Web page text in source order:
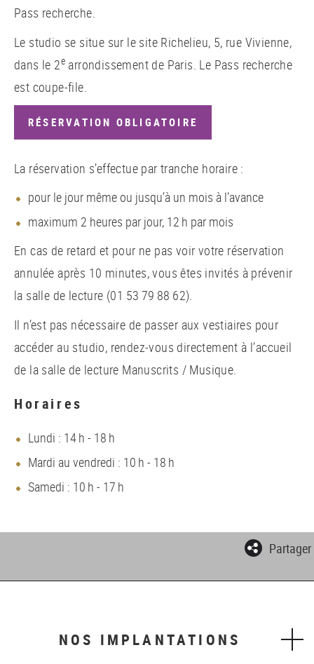
Pass recherche.
Le studio se situe sur le site Richelieu, 5, rue Vivienne,
dans le 2e arrondissement de Paris. Le Pass recherche
est coupe-file.
RÉSERVATION OBLIGATOIRE
La réservation s’effectue par tranche horaire :
pour le jour même ou jusqu’à un mois à l’avance
maximum 2 heures par jour, 12 h par mois
En cas de retard et pour ne pas voir votre réservation
annulée après 10 minutes, vous êtes invités à prévenir
la salle de lecture (01 53 79 88 62).
Il n’est pas nécessaire de passer aux vestiaires pour
accéder au studio, rendez-vous directement à l’accueil
de la salle de lecture Manuscrits / Musique.
Horaires
Lundi : 14 h - 18 h
Mardi au vendredi : 10 h - 18 h
Samedi : 10 h - 17 h
Partager
NOS IMPLANTATIONS